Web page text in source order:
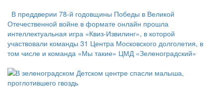
В преддверии 78-й годовщины Победы в Великой
Отечественной войне в формате онлайн прошла
интеллектуальная игра «Квиз-Извилинг», в которой
участвовали команды 31 Центра Московского долголетия, в
том числе и команда «Мы такие» ЦМД «Зеленоградский»